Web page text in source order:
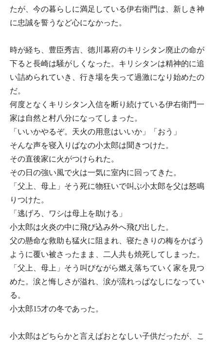
たが、今の暮らしに満足している伊右衛門は、新しき神
に忠誠を誓うなど心になかった。
時が経ち、豊臣秀吉、徳川幕府のキリシタン廃止の命が
下ると長崎は騒がしくなった。キリシタンは精神的に追
い詰められていき、行き場を失って過激になり始めたの
だ。
何度となくキリシタン入信を断り続けている伊右衛門一
家は自然と村八分になってしまった。
「いいかやるぞ。天火の用意はいいか」「おう」
そんな声を寝入りばなの小太郎は聞きつけた。
その直後家に火がつけられた。
その日の強い風で火は一気に室内に回ってきた。
「父上、母上」そう死に物狂いで叫ぶ小太郎を父は怒鳴
りつけた。
「逃げろ、ワシは母上を助ける」
小太郎は火炎の中に飛び込み外へ飛び出した。
父の懸命な救助も猛火に阻まれ、寝たきりの梅をかばう
ように覆い被さったまま、二人共も焼死してしまった。
「父上、母上」そう叫びながら燃え落ちていく家を見つ
めた。涙と悔しさが溢れ、涙が流れっぱなしになってい
る。
小太郎15才の冬であった。
小太郎はどちらかと言えばおとなしい子供だったが、こ